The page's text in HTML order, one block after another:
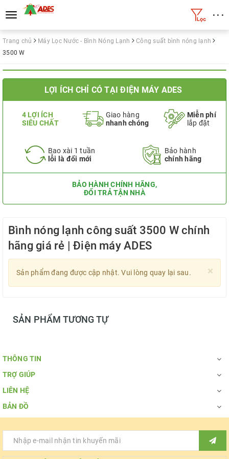
Toggle
navigation
• • •
Trang chủ Máy Lọc Nước - Bình Nóng Lạnh
Công suất bình nóng lạnh
3500 W
LỢI ÍCH CHỈ CÓ TẠI ĐIỆN MÁY ADES
4 LỢI ÍCH
SIÊU CHẤT
Giao hàng
nhanh chóng
Miễn phí
lắp đặt
Bao xài 1 tuần
lỗi là đổi mới
Bảo hành
chính hãng
BẢO HÀNH CHÍNH HÃNG,
ĐỔI TRẢ TẬN NHÀ
Bình nóng lạnh công suất 3500 W chính
hãng giá rẻ | Điện máy ADES
×
Sản phẩm đang được cập nhật. Vui lòng quay lại sau.
SẢN PHẨM TƯƠNG TỰ
THÔNG TIN
TRỢ GIÚP
LIÊN HỆ
BẢN ĐỒ